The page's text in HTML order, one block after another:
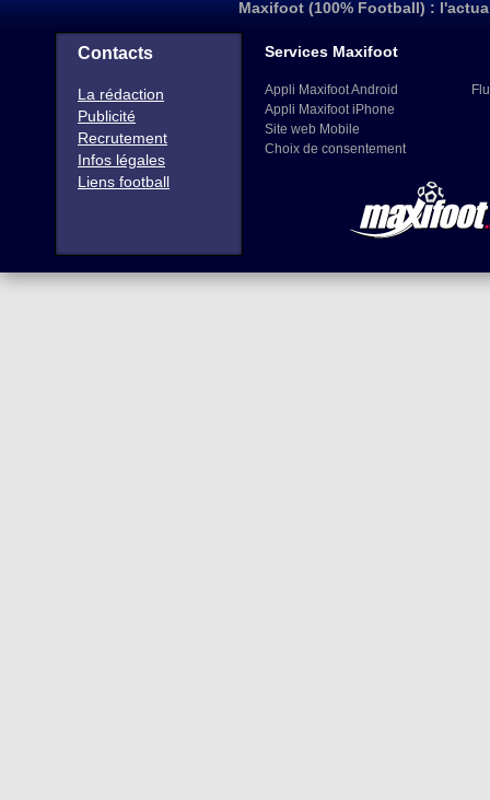
Maxifoot (100% Football) :
Contacts
La rédaction
Publicité
Recrutement
Infos légales
Liens football
Services Maxifoot
Appli Maxifoot Android
Appli Maxifoot iPhone
Site web Mobile
Choix de consentement